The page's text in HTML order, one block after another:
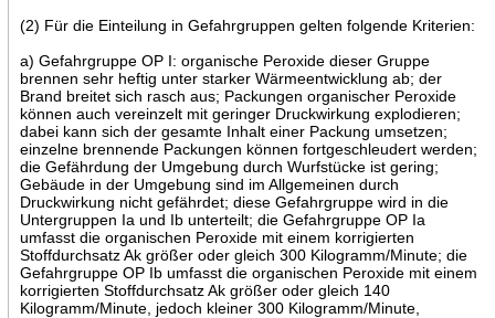
(2) Für die Einteilung in Gefahrgruppen gelten folgende Kriterien:
a) Gefahrgruppe OP I: organische Peroxide dieser Gruppe
brennen sehr heftig unter starker Wärmeentwicklung ab; der
Brand breitet sich rasch aus; Packungen organischer Peroxide
können auch vereinzelt mit geringer Druckwirkung explodieren;
dabei kann sich der gesamte Inhalt einer Packung umsetzen;
einzelne brennende Packungen können fortgeschleudert werden;
die Gefährdung der Umgebung durch Wurfstücke ist gering;
Gebäude in der Umgebung sind im Allgemeinen durch
Druckwirkung nicht gefährdet; diese Gefahrgruppe wird in die
Untergruppen Ia und Ib unterteilt; die Gefahrgruppe OP Ia
umfasst die organischen Peroxide mit einem korrigierten
Stoffdurchsatz Ak größer oder gleich 300 Kilogramm/Minute; die
Gefahrgruppe OP Ib umfasst die organischen Peroxide mit einem
korrigierten Stoffdurchsatz Ak größer oder gleich 140
Kilogramm/Minute, jedoch kleiner 300 Kilogramm/Minute,